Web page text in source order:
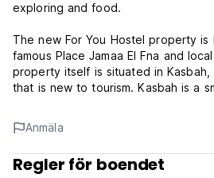
exploring and food.
The new For You Hostel property
famous Place Jamaa El Fna and
property itself is situated in Kasbah,
that is new to tourism. Kasbah is a
from all the tourist amenities and
offer all the typical services of a
with a unique local focus at
Anmäla
Regler för boendet